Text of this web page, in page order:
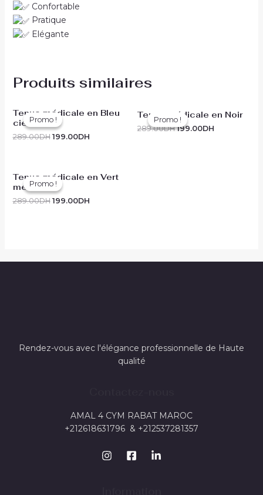
Confortable
Pratique
Elégante
Produits similaires
Promo !
Promo !
Tenue médicale en Bleu
ciel
289.00DH 199.00DH
Promo !
Promo !
Tenue médicale en Noir
289.00DH 199.00DH
Promo !
Promo !
Tenue médicale en Vert
médical
289.00DH 199.00DH
Rendez-vous avec l'élégance professionnelle de Haute
qualité
AMAL 4 CYM RABAT MAROC
+212618631796 & +212537281357